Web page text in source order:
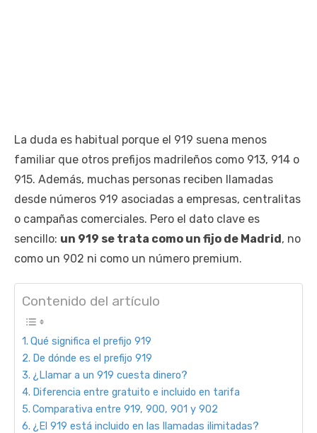
La duda es habitual porque el 919 suena menos
familiar que otros prefijos madrileños como 913, 914 o
915. Además, muchas personas reciben llamadas
desde números 919 asociadas a empresas, centralitas
o campañas comerciales. Pero el dato clave es
sencillo: un 919 se trata como un fijo de Madrid , no
como un 902 ni como un número premium.
Contenido del artículo
Qué significa el prefijo 919
De dónde es el prefijo 919
¿Llamar a un 919 cuesta dinero?
Diferencia entre gratuito e incluido en tarifa
Comparativa entre 919, 900, 901 y 902
¿El 919 está incluido en las llamadas ilimitadas?